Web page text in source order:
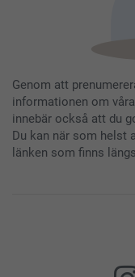
Genom att
informationen om
innebär också att du
Du kan när som helst
länken som finns